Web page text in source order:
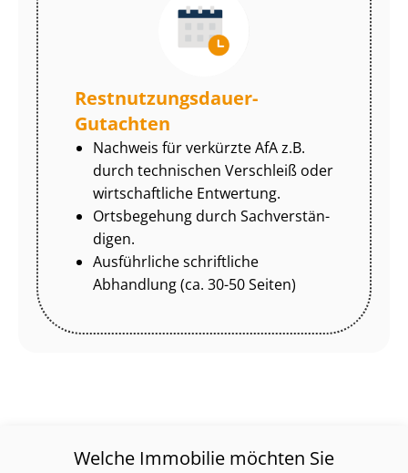
Rest­nut­zungs­dau­er-
Gutachten
Nachweis für verkürzte AfA z.B.
durch technischen Verschleiß oder
wirtschaftliche Entwertung.
Ortsbegehung durch Sach­ver­stän­
di­gen.
Ausführliche schriftliche
Abhandlung (ca. 30-50 Seiten)
Welche Immobilie möchten Sie